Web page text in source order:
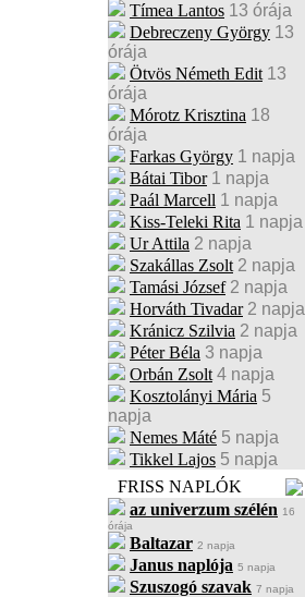
Tímea Lantos 13 órája
Debreczeny György 13
órája
Ötvös Németh Edit 13
órája
Mórotz Krisztina 18
órája
Farkas György 1 napja
Bátai Tibor 1 napja
Paál Marcell 1 napja
Kiss-Teleki Rita 1 napja
Ur Attila 2 napja
Szakállas Zsolt 2 napja
Tamási József 2 napja
Horváth Tivadar 2 napja
Kránicz Szilvia 2 napja
Péter Béla 3 napja
Orbán Zsolt 4 napja
Kosztolányi Mária 5
napja
Nemes Máté 5 napja
Tikkel Lajos 5 napja
FRISS NAPLÓK
az univerzum szélén 16
órája
Baltazar 2 napja
Janus naplója 5 napja
Szuszogó szavak 7 napja